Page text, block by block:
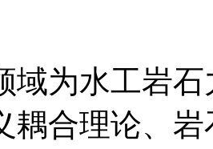
为水工岩石
耦合理论、